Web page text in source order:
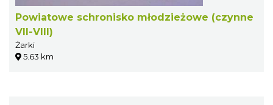
Powiatowe schronisko młodzieżowe (czynne
VII-VIII)
Żarki
5.63 km